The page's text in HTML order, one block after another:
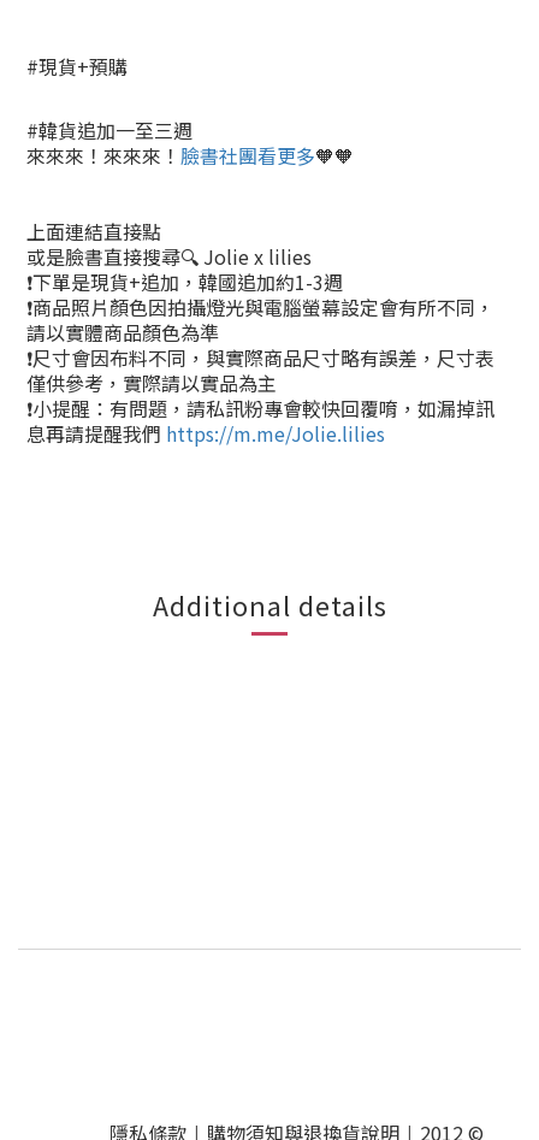
#現貨+預購
#韓貨追加一至三週
來來來！來來來！ 臉書社團看更多🧡🧡
上面連結直接點
或是臉書直接搜尋🔍 Jolie x lilies
❗下單是現貨+追加，韓國追加約1-3週
❗商品照片顏色因拍攝燈光與電腦螢幕設定會有所不同，
請以實體商品顏色為準
❗尺寸會因布料不同，與實際商品尺寸略有誤差，尺寸表
僅供參考，實際請以實品為主
❗小提醒：有問題，請私訊粉專會較快回覆唷，如漏掉訊
息再請提醒我們 https://m.me/Jolie.lilies
Additional details
隱私條款 | 購物須知與退換貨說明| 2012 ©